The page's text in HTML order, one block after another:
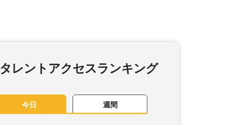
タレントアクセスランキング
今日 週間